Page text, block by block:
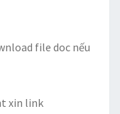
file doc nếu
xin link